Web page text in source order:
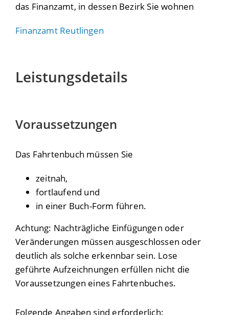
das Finanzamt, in dessen Bezirk Sie wohnen
Finanzamt Reutlingen
Leistungsdetails
Voraussetzungen
Das Fahrtenbuch müssen Sie
zeitnah,
fortlaufend und
in einer Buch-Form führen.
Achtung: Nachträgliche Einfügungen oder
Veränderungen müssen ausgeschlossen oder
deutlich als solche erkennbar sein. Lose
geführte Aufzeichnungen erfüllen nicht die
Voraussetzungen eines Fahrtenbuches.
Folgende Angaben sind erforderlich: